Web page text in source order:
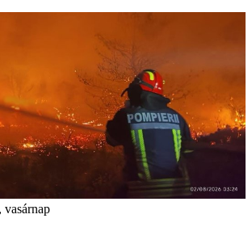
vasárnap